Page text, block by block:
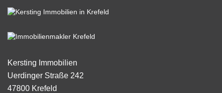
Kersting Immobilien
Uerdinger Straße 242
47800 Krefeld